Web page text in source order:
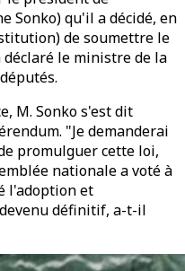
Sonko) qu'il a décidé, en
de soumettre le
le ministre de la
M. Sonko s'est dit
"Je demanderai
promulguer cette loi,
nationale a voté à
l'adoption et
définitif, a-t-il